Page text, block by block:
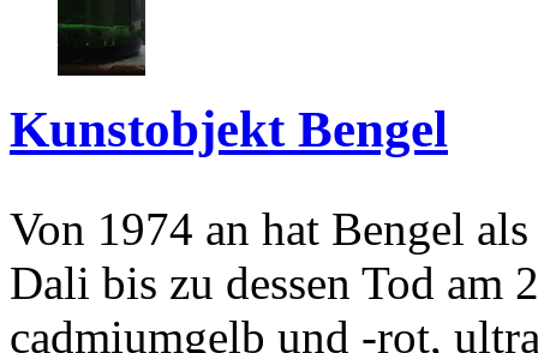
Kunstobjekt Bengel
Von 1974 an hat Bengel
Dali bis zu dessen Tod am
cadmiumgelb und -rot,